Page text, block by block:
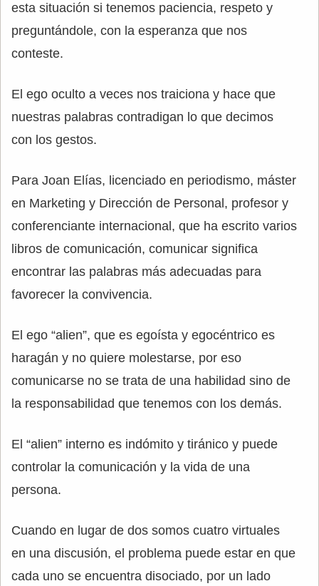
esta situación si tenemos paciencia, respeto y
preguntándole, con la esperanza que nos
conteste.
El ego oculto a veces nos traiciona y hace que
nuestras palabras contradigan lo que decimos
con los gestos.
Para Joan Elías, licenciado en periodismo, máster
en Marketing y Dirección de Personal, profesor y
conferenciante internacional, que ha escrito varios
libros de comunicación, comunicar significa
encontrar las palabras más adecuadas para
favorecer la convivencia.
El ego “alien”, que es egoísta y egocéntrico es
haragán y no quiere molestarse, por eso
comunicarse no se trata de una habilidad sino de
la responsabilidad que tenemos con los demás.
El “alien” interno es indómito y tiránico y puede
controlar la comunicación y la vida de una
persona.
Cuando en lugar de dos somos cuatro virtuales
en una discusión, el problema puede estar en que
cada uno se encuentra disociado, por un lado